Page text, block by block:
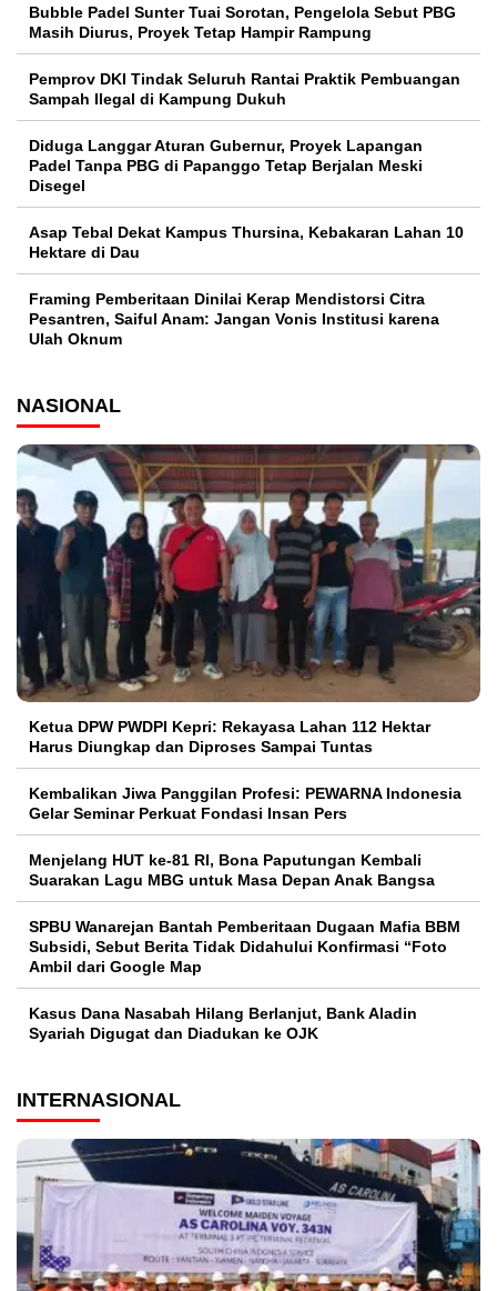
Bubble Padel Sunter Tuai Sorotan, Pengelola Sebut PBG
Masih Diurus, Proyek Tetap Hampir Rampung
Pemprov DKI Tindak Seluruh Rantai Praktik Pembuangan
Sampah Ilegal di Kampung Dukuh
Diduga Langgar Aturan Gubernur, Proyek Lapangan
Padel Tanpa PBG di Papanggo Tetap Berjalan Meski
Disegel
Asap Tebal Dekat Kampus Thursina, Kebakaran Lahan 10
Hektare di Dau
Framing Pemberitaan Dinilai Kerap Mendistorsi Citra
Pesantren, Saiful Anam: Jangan Vonis Institusi karena
Ulah Oknum
NASIONAL
Ketua DPW PWDPI Kepri: Rekayasa Lahan 112 Hektar
Harus Diungkap dan Diproses Sampai Tuntas
Kembalikan Jiwa Panggilan Profesi: PEWARNA Indonesia
Gelar Seminar Perkuat Fondasi Insan Pers
Menjelang HUT ke-81 RI, Bona Paputungan Kembali
Suarakan Lagu MBG untuk Masa Depan Anak Bangsa
SPBU Wanarejan Bantah Pemberitaan Dugaan Mafia BBM
Subsidi, Sebut Berita Tidak Didahului Konfirmasi “Foto
Ambil dari Google Map
Kasus Dana Nasabah Hilang Berlanjut, Bank Aladin
Syariah Digugat dan Diadukan ke OJK
INTERNASIONAL